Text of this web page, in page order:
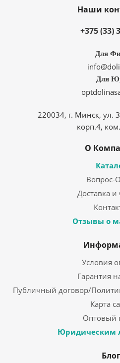
Наши
+375 (33)
Для
Для
220034, г. Минск, ул.
корп.4,
О
Вопрос-
Доставка и
Отзывы о
Условия
Гарантия
Публичный договор/
Карта
Оптовый
Юридическим
Блог